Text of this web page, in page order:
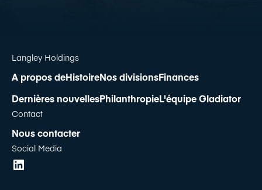
Langley Holdings
A propos deHistoireNos divisionsFinances
Dernières nouvellesPhilanthropieL'équipe Gladiator
Contact
Nous contacter
Social Media